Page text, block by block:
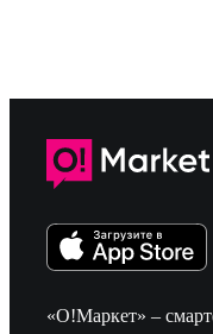
«О!Маркет» –